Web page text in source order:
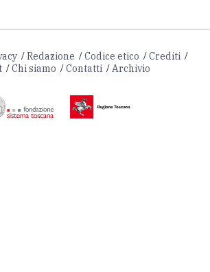
Redazione Codice etico
Crediti
Chi siamo Contatti Archivio